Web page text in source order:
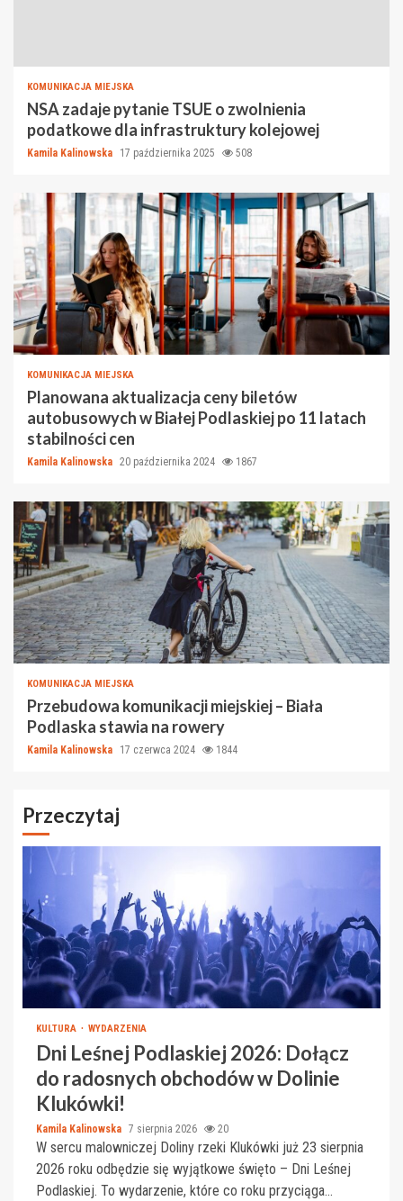
KOMUNIKACJA MIEJSKA
NSA zadaje pytanie TSUE o zwolnienia
podatkowe dla infrastruktury kolejowej
Kamila Kalinowska 17 października 2025 508
KOMUNIKACJA MIEJSKA
Planowana aktualizacja ceny biletów
autobusowych w Białej Podlaskiej po 11 latach
stabilności cen
Kamila Kalinowska 20 października 2024 1867
KOMUNIKACJA MIEJSKA
Przebudowa komunikacji miejskiej – Biała
Podlaska stawia na rowery
Kamila Kalinowska 17 czerwca 2024 1844
Przeczytaj
KULTURA WYDARZENIA
Dni Leśnej Podlaskiej 2026: Dołącz
do radosnych obchodów w Dolinie
Klukówki!
Kamila Kalinowska 7 sierpnia 2026 20
W sercu malowniczej Doliny rzeki Klukówki już 23 sierpnia
2026 roku odbędzie się wyjątkowe święto – Dni Leśnej
Podlaskiej. To wydarzenie, które co roku przyciąga...